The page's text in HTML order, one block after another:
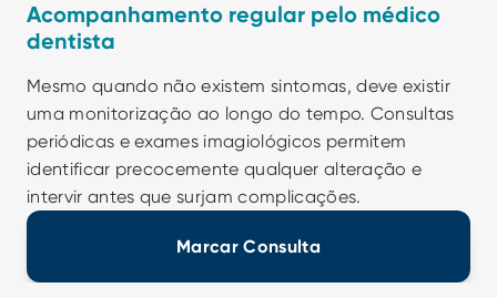
Acompanhamento regular pelo médico
dentista
Mesmo quando não existem sintomas, deve existir
uma monitorização ao longo do tempo. Consultas
periódicas e exames imagiológicos permitem
identificar precocemente qualquer alteração e
intervir antes que surjam complicações.
Marcar Consulta